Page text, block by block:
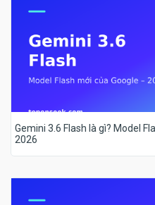
Gemini 3.6 Flash là gì? Model
2026